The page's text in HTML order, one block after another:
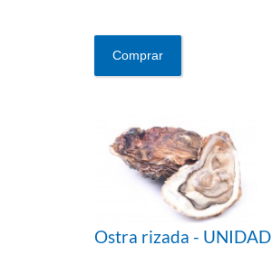
Comprar
Ostra rizada - UNIDAD